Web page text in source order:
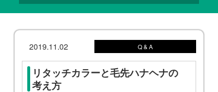
2019.11.02 Q & A
リタッチカラーと毛先ハナヘナの
考え方